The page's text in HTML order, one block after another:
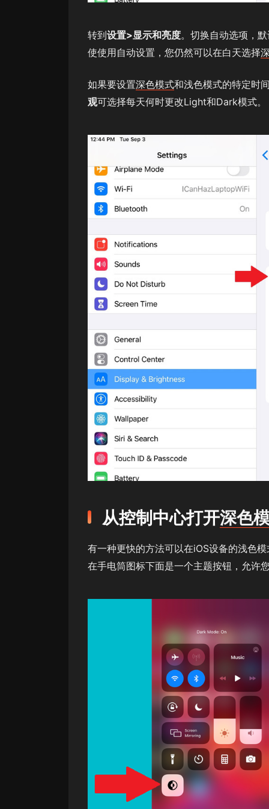
转到设置>显示和亮度。切换自动选项，
使使用自动设置，您仍然可以在白天选择
如果要设置深色模式和浅色模式的特定时
观可选择每天何时更改Light和Dark模式。
从控制中心打开深色
有一种更快的方法可以在iOS设备的浅色模
在手电筒图标下面是一个主题按钮，允许